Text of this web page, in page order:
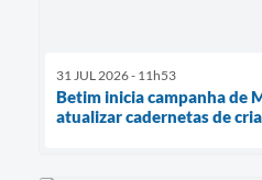
31 JUL 2026 - 11h53
Betim inicia campanha de
atualizar cadernetas de